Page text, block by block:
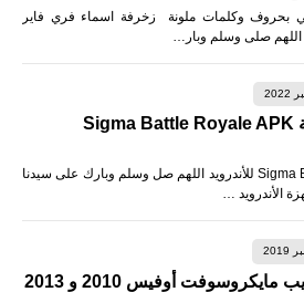
بحروف وكلمات ملونة زخرفة اسماء فري فاير
اللهم صلى وسلم وبار…
تحميل لعبة Sigma Battle Royale APK
تحميل لعبة Sigma Battle Royale APK للأندرويد اللهم صل وسلم وبارك على سيدنا
الأندرويد …
تحميل تعريب مايكروسوفت أوفيس 2010 و 2013